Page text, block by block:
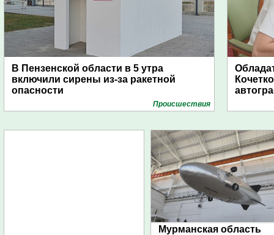
В Пензенской области в 5 утра
включили сирены из-за ракетной
опасности
Проиcшествия
Мурманская область